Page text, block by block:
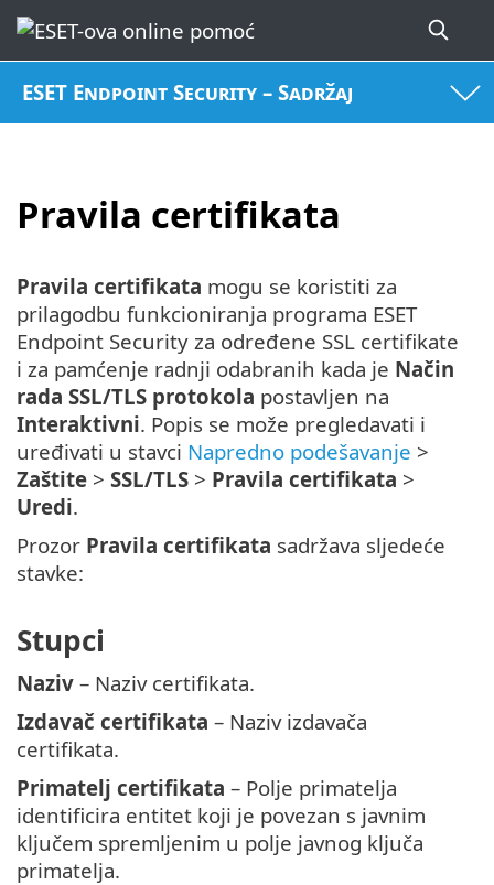
ESET Endpoint Security – Sadržaj
Pravila certifikata
Pravila certifikata mogu se koristiti za
prilagodbu funkcioniranja programa ESET
Endpoint Security za određene SSL certifikate
i za pamćenje radnji odabranih kada je Način
rada SSL/TLS protokola postavljen na
Interaktivni. Popis se može pregledavati i
uređivati u stavci Napredno podešavanje >
Zaštite > SSL/TLS > Pravila certifikata >
Uredi.
Prozor Pravila certifikata sadržava sljedeće
stavke:
Stupci
Naziv – Naziv certifikata.
Izdavač certifikata – Naziv izdavača
certifikata.
Primatelj certifikata – Polje primatelja
identificira entitet koji je povezan s javnim
ključem spremljenim u polje javnog ključa
primatelja.